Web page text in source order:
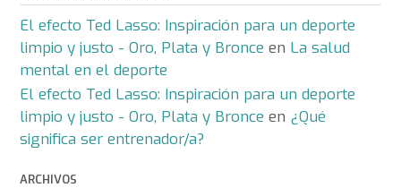
El efecto Ted Lasso: Inspiración para un deporte
limpio y justo - Oro, Plata y Bronce en La salud
mental en el deporte
El efecto Ted Lasso: Inspiración para un deporte
limpio y justo - Oro, Plata y Bronce en ¿Qué
significa ser entrenador/a?
ARCHIVOS